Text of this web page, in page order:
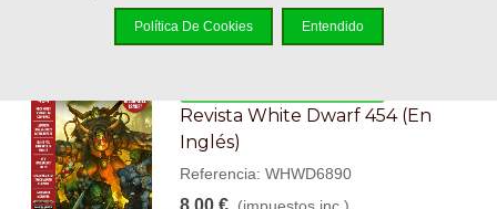
Revista White Dwarf 454 (en
Inglés)
Referencia: WHWD6890
8,00 €
Política De Cookies Entendido